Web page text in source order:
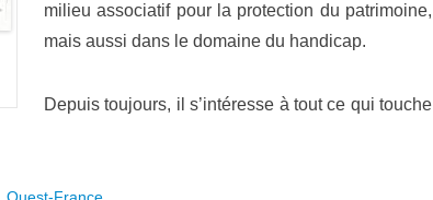
milieu associatif pour la protection du patrimoine,
mais aussi dans le domaine du handicap.
Depuis toujours, il s’intéresse à tout ce qui touche